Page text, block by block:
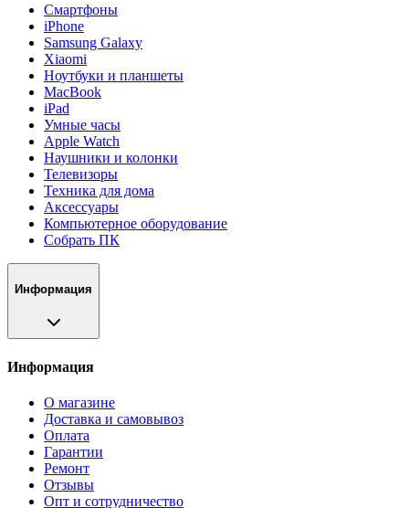
Смартфоны
iPhone
Samsung Galaxy
Xiaomi
Ноутбуки и планшеты
MacBook
iPad
Умные часы
Apple Watch
Наушники и колонки
Телевизоры
Техника для дома
Аксессуары
Компьютерное оборудование
Собрать ПК
Информация
Информация
О магазине
Доставка и самовывоз
Оплата
Гарантии
Ремонт
Отзывы
Опт и сотрудничество